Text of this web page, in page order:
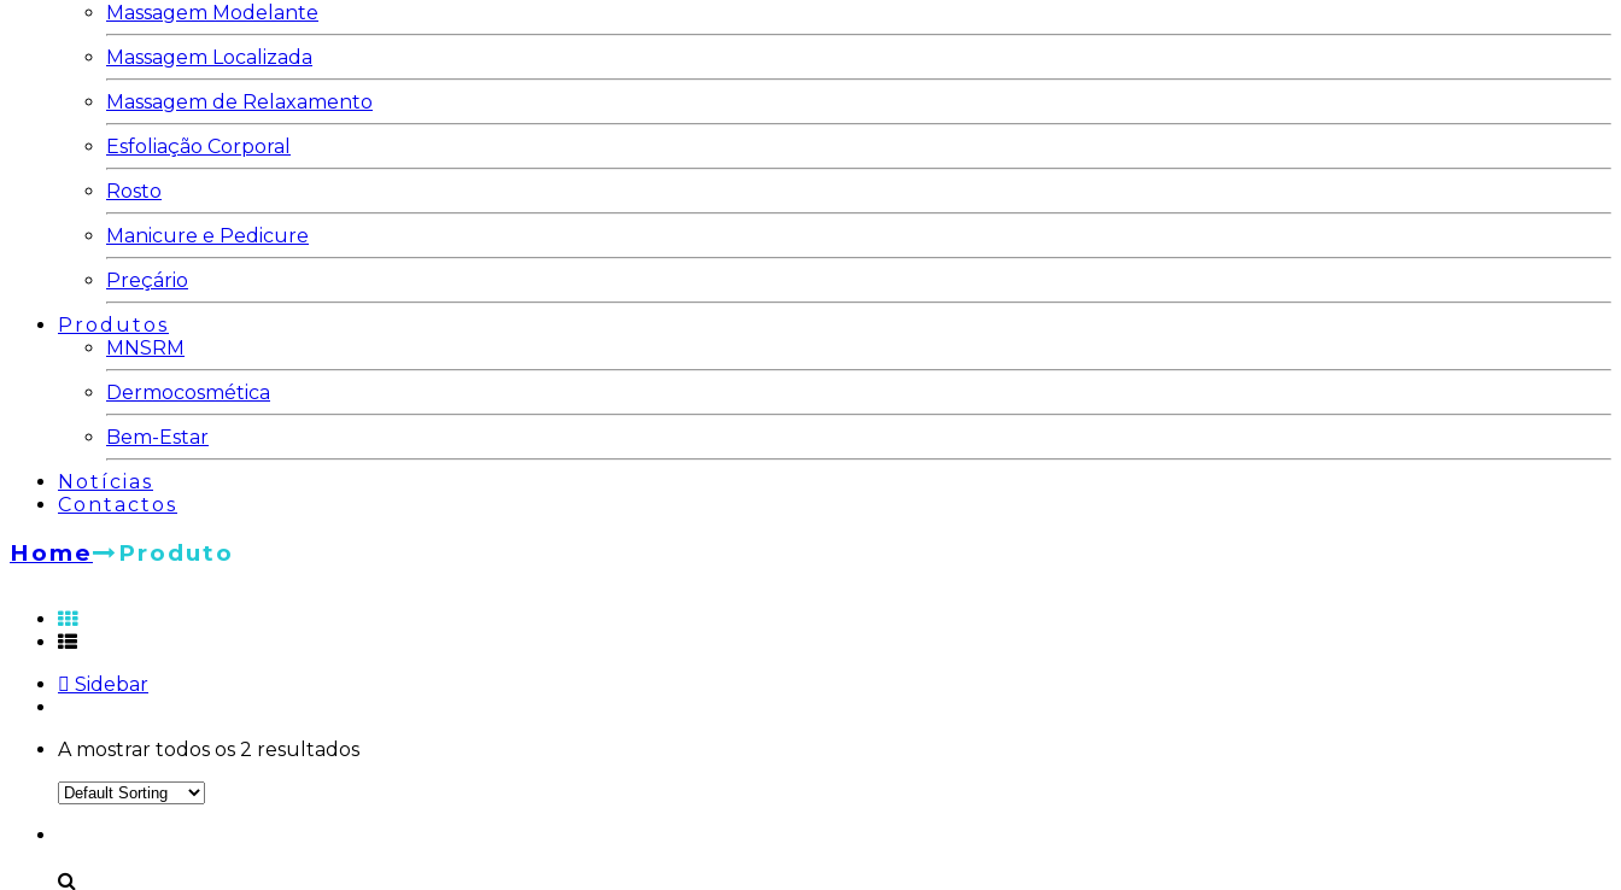
Massagem Modelante
Massagem Localizada
Massagem de Relaxamento
Esfoliação Corporal
Rosto
Manicure e Pedicure
Preçário
Produtos
MNSRM
Dermocosmética
Bem-Estar
Notícias
Contactos
Home Produto
Sidebar
A mostrar todos os 2 resultados